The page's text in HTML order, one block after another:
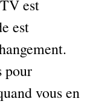
est
est
pour
vous en